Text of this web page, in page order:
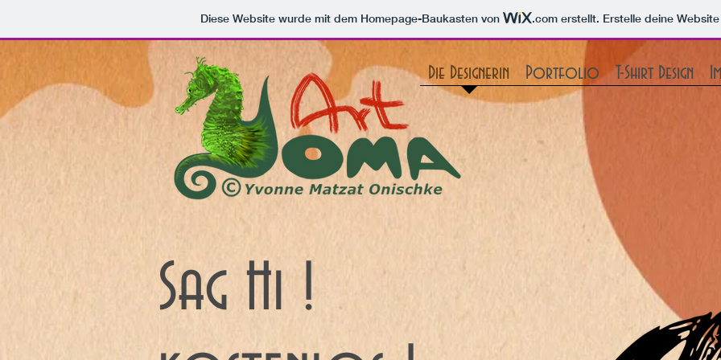
Diese Website wurde mit dem Homepage-Baukasten von .com erstellt. Erstelle deine
Die Designerin Portfolio T-Shirt Design
Sag Hi !